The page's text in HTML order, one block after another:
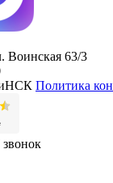
Воинская 63/3
Политика
звонок